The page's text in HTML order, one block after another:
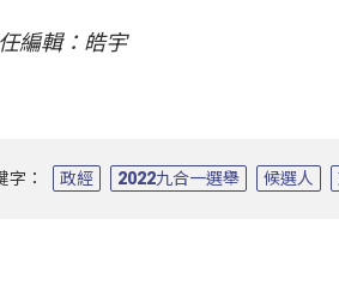
編輯：皓宇
字： 政經 2022九合一選舉 候選人